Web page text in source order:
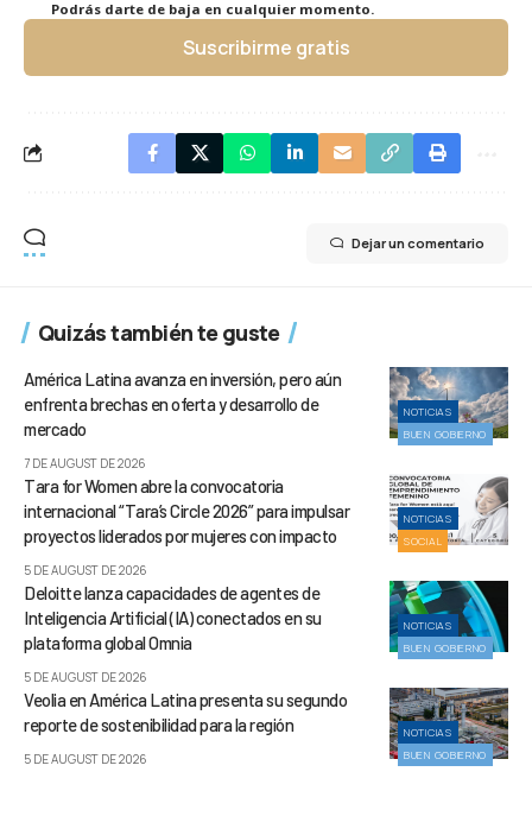
Podrás darte de baja en cualquier momento.
Suscribirme gratis
Dejar un comentario
Quizás también te guste
NOTICIAS
BUEN GOBIERNO
América Latina avanza en inversión, pero aún
enfrenta brechas en oferta y desarrollo de
mercado
7 DE AUGUST DE 2026
NOTICIAS
SOCIAL
Tara for Women abre la convocatoria
internacional “Tara’s Circle 2026” para impulsar
proyectos liderados por mujeres con impacto
5 DE AUGUST DE 2026
NOTICIAS
BUEN GOBIERNO
Deloitte lanza capacidades de agentes de
Inteligencia Artificial (IA) conectados en su
plataforma global Omnia
5 DE AUGUST DE 2026
NOTICIAS
BUEN GOBIERNO
Veolia en América Latina presenta su segundo
reporte de sostenibilidad para la región
5 DE AUGUST DE 2026